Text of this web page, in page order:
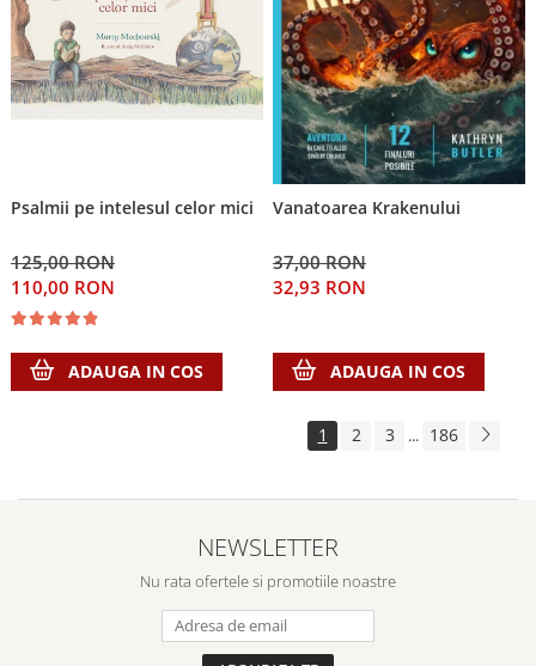
Psalmii pe intelesul celor mici
125,00 RON
110,00 RON
ADAUGA IN COS
Vanatoarea Krakenului
37,00 RON
32,93 RON
ADAUGA IN COS
1 2 3 ... 186
NEWSLETTER
Nu rata ofertele si promotiile noastre